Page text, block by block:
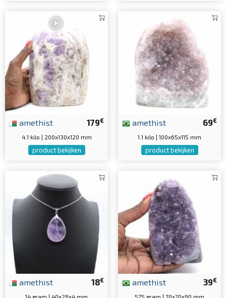
179€
amethist
4.1 kilo | 200x130x120 mm
product bekijken
69€
amethist
1.1 kilo | 100x65x115 mm
product bekijken
18€
amethist 39€
amethist